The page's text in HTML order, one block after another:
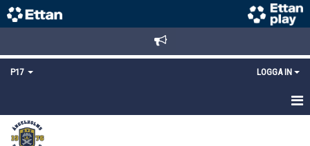
P17 LOGGA IN
HEM